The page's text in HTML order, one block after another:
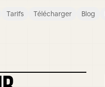
Tarifs Télécharger Blog